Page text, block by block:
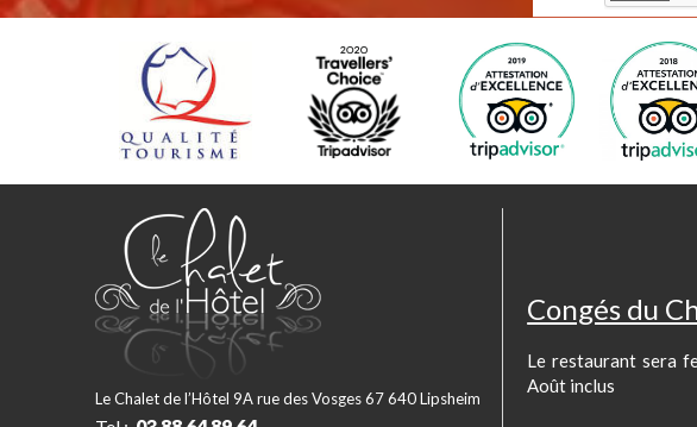
Le Chalet de l’Hôtel 9A rue des Vosges 67 640 Lipsheim
Congés du
Le restaurant sera
Août inclus